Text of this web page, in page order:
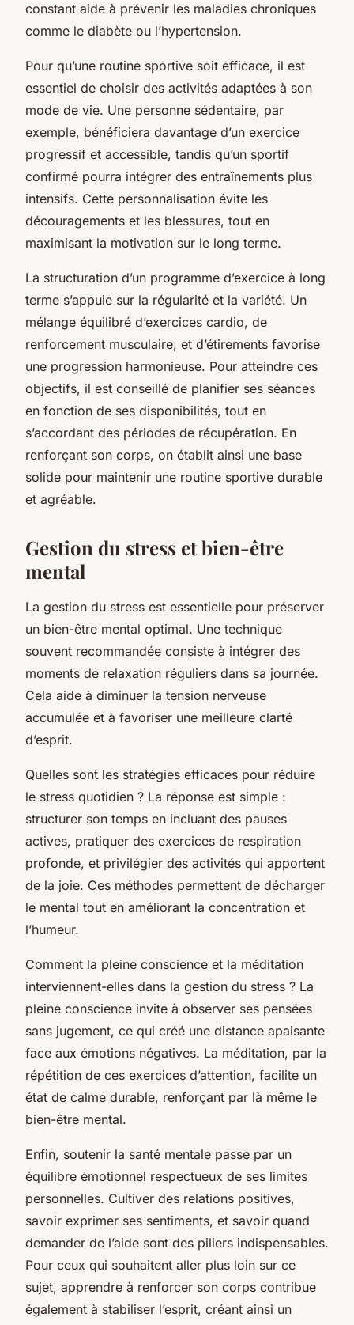
constant aide à prévenir les maladies chroniques
comme le diabète ou l’hypertension.
Pour qu’une routine sportive soit efficace, il est
essentiel de choisir des activités adaptées à son
mode de vie. Une personne sédentaire, par
exemple, bénéficiera davantage d’un exercice
progressif et accessible, tandis qu’un sportif
confirmé pourra intégrer des entraînements plus
intensifs. Cette personnalisation évite les
découragements et les blessures, tout en
maximisant la motivation sur le long terme.
La structuration d’un programme d’exercice à long
terme s’appuie sur la régularité et la variété. Un
mélange équilibré d’exercices cardio, de
renforcement musculaire, et d’étirements favorise
une progression harmonieuse. Pour atteindre ces
objectifs, il est conseillé de planifier ses séances
en fonction de ses disponibilités, tout en
s’accordant des périodes de récupération. En
renforçant son corps, on établit ainsi une base
solide pour maintenir une routine sportive durable
et agréable.
Gestion du stress et bien-être
mental
La gestion du stress est essentielle pour préserver
un bien-être mental optimal. Une technique
souvent recommandée consiste à intégrer des
moments de relaxation réguliers dans sa journée.
Cela aide à diminuer la tension nerveuse
accumulée et à favoriser une meilleure clarté
d’esprit.
Quelles sont les stratégies efficaces pour réduire
le stress quotidien ? La réponse est simple :
structurer son temps en incluant des pauses
actives, pratiquer des exercices de respiration
profonde, et privilégier des activités qui apportent
de la joie. Ces méthodes permettent de décharger
le mental tout en améliorant la concentration et
l’humeur.
Comment la pleine conscience et la méditation
interviennent-elles dans la gestion du stress ? La
pleine conscience invite à observer ses pensées
sans jugement, ce qui créé une distance apaisante
face aux émotions négatives. La méditation, par la
répétition de ces exercices d’attention, facilite un
état de calme durable, renforçant par là même le
bien-être mental.
Enfin, soutenir la santé mentale passe par un
équilibre émotionnel respectueux de ses limites
personnelles. Cultiver des relations positives,
savoir exprimer ses sentiments, et savoir quand
demander de l’aide sont des piliers indispensables.
Pour ceux qui souhaitent aller plus loin sur ce
sujet, apprendre à renforcer son corps contribue
également à stabiliser l’esprit, créant ainsi un